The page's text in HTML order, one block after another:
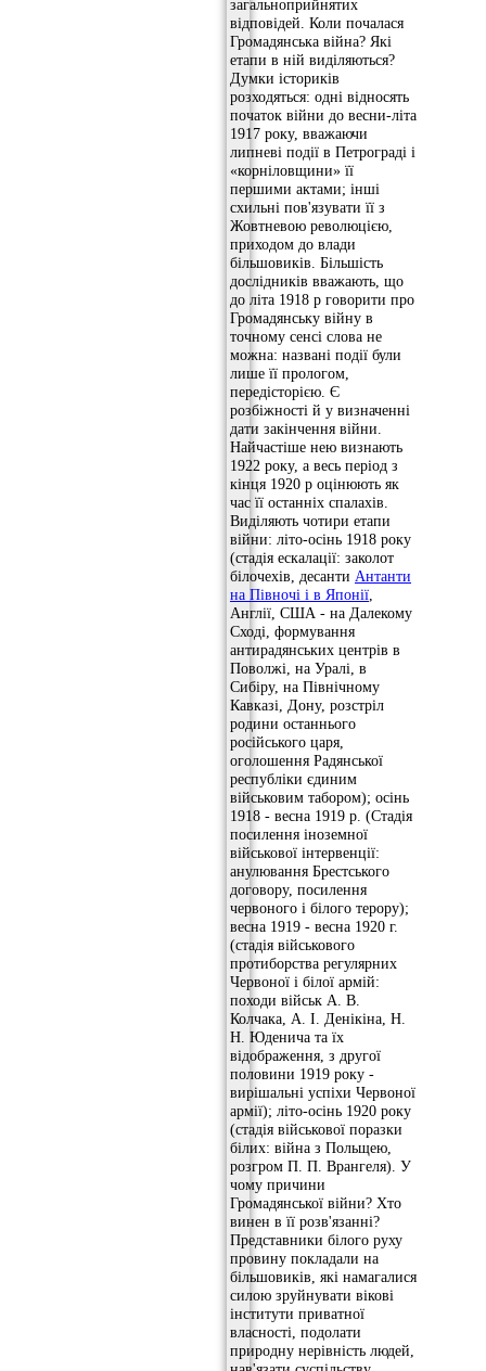
загальноприйнятих
відповідей. Коли почалася
Громадянська війна? Які
етапи в ній виділяються?
Думки істориків
розходяться: одні відносять
початок війни до весни-літа
1917 року, вважаючи
липневі події в Петрограді і
«корніловщини» її
першими актами; інші
схильні пов'язувати її з
Жовтневою революцією,
приходом до влади
більшовиків. Більшість
дослідників вважають, що
до літа 1918 р говорити про
Громадянську війну в
точному сенсі слова не
можна: названі події були
лише її прологом,
передісторією. Є
розбіжності й у визначенні
дати закінчення війни.
Найчастіше нею визнають
1922 року, а весь період з
кінця 1920 р оцінюють як
час її останніх спалахів.
Виділяють чотири етапи
війни: літо-осінь 1918 року
(стадія ескалації: заколот
білочехів, десанти Антанти
на Півночі і в Японії
Англії, США - на Далекому
Сході, формування
антирадянських центрів в
Поволжі, на Уралі, в
Сибіру, ​​на Північному
Кавказі, Дону, розстріл
родини останнього
російського царя,
оголошення Радянської
республіки єдиним
військовим табором); осінь
1918 - весна 1919 р. (Стадія
посилення іноземної
військової інтервенції:
анулювання Брестського
договору, посилення
червоного і білого терору);
весна 1919 - весна 1920 г.
(стадія військового
протиборства регулярних
Червоної і білої армій:
походи військ А. В.
Колчака, А. І. Денікіна, Н.
Н. Юденича та їх
відображення, з другої
половини 1919 року -
вирішальні успіхи Червоної
армії); літо-осінь 1920 року
(стадія військової поразки
білих: війна з Польщею,
розгром П. П. Врангеля). У
чому причини
Громадянської війни? Хто
винен в її розв'язанні?
Представники білого руху
провину покладали на
більшовиків, які намагалися
силою зруйнувати вікові
інститути приватної
власності, подолати
природну нерівність людей,